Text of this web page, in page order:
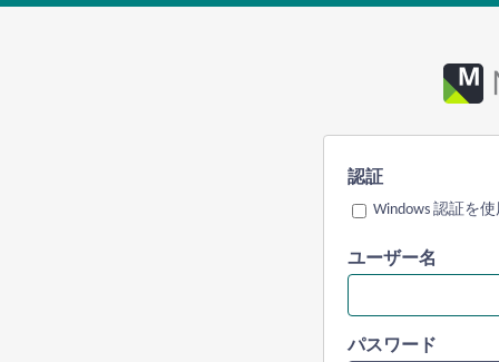
認証
Windows 認証を
ユーザー名
パスワード